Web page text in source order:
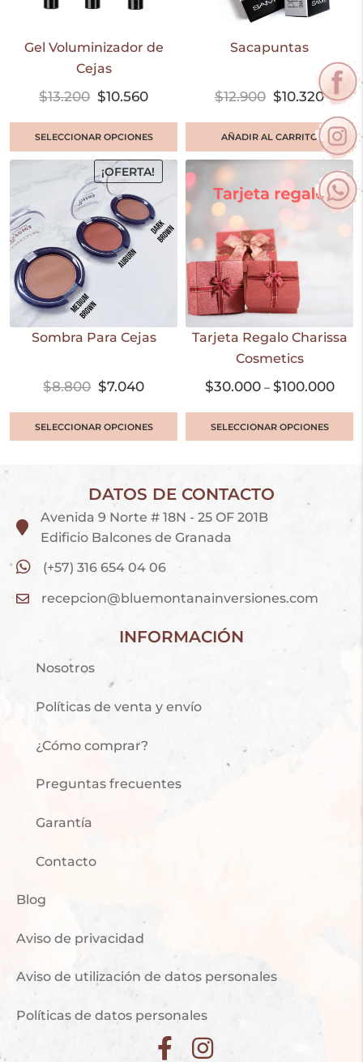
Gel Voluminizador de
Cejas
$13.200 $10.560
SELECCIONAR OPCIONES
Sacapuntas
$12.900 $10.320
AÑADIR AL CARRITO
¡OFERTA!
Sombra Para Cejas
$8.800 $7.040
SELECCIONAR OPCIONES
Tarjeta Regalo Charissa
Cosmetics
$30.000– $100.000
SELECCIONAR OPCIONES
DATOS DE CONTACTO
Avenida 9 Norte # 18N - 25 OF 201B
Edificio Balcones de Granada
(+57) 316 654 04 06
recepcion@bluemontanainversiones.com
INFORMACIÓN
Nosotros
Políticas de venta y envío
¿Cómo comprar?
Preguntas frecuentes
Garantía
Contacto
Blog
Aviso de privacidad
Aviso de utilización de datos personales
Políticas de datos personales